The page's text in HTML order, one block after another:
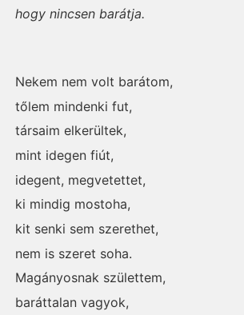
hogy nincsen barátja.
Nekem nem volt barátom,
tőlem mindenki fut,
társaim elkerültek,
mint idegen fiút,
idegent, megvetettet,
ki mindig mostoha,
kit senki sem szerethet,
nem is szeret soha.
Magányosnak születtem,
baráttalan vagyok,